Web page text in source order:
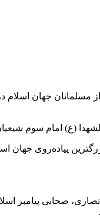
با ۶ سپتامبر ۲۰۲۳ میلادی و یا ۲۰ صفر سال
به شهادت رسیدند. اربعین
پیامبر اسلام،